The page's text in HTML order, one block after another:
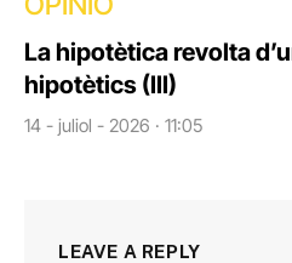
La hipotètica revolta
hipotètics (III)
14 - juliol - 2026 · 11:05
LEAVE A REPLY